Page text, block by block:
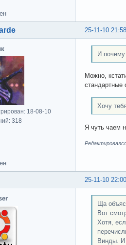
25-11-10
18-08-10
318
И
Можно,
стандартные
Хочу
Я чуть чаем
25-11-10
Ща
Вот
Хотя,
Винды. И